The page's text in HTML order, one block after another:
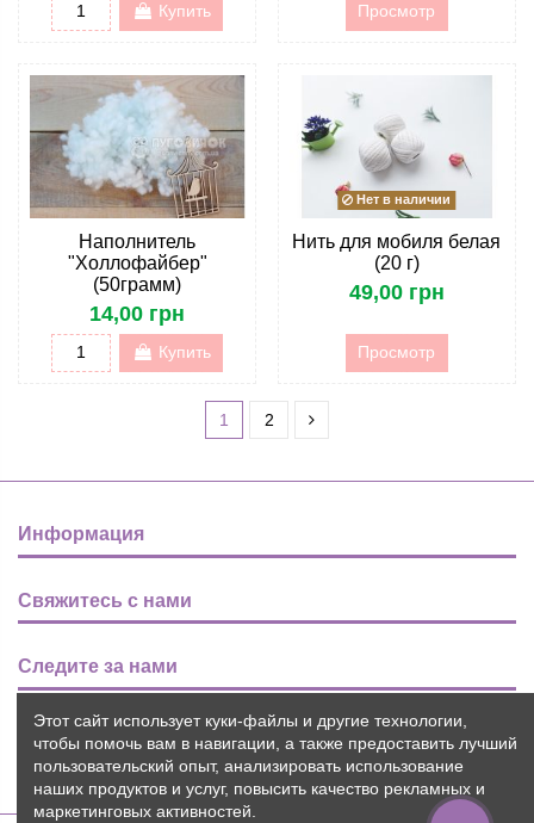
Купить Просмотр
Наполнитель
"Холлофайбер"
(50грамм)
14,00 грн
Купить
Нет в наличии
Нить для мобиля белая
(20 г)
49,00 грн
Просмотр
1 2
Информация
Свяжитесь с нами
Следите за нами
Новости
Этот сайт использует куки-файлы и другие технологии,
чтобы помочь вам в навигации, а также предоставить лучший
пользовательский опыт, анализировать использование
наших продуктов и услуг, повысить качество рекламных и
маркетинговых активностей.